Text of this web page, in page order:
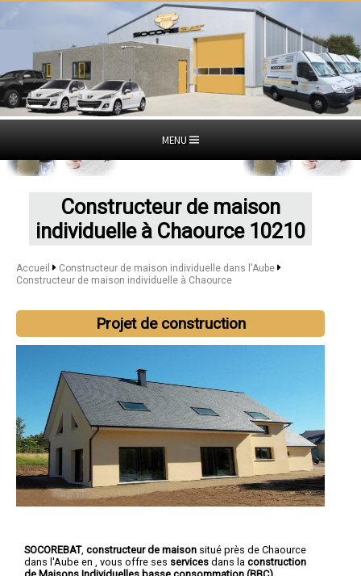
MENU
Constructeur de maison
individuelle à Chaource 10210
Accueil
Constructeur de maison individuelle dans l'Aube
Constructeur de maison individuelle à Chaource
Projet de construction
SOCOREBAT, constructeur de maison situé près de Chaource
dans l'Aube en , vous offre ses services dans la construction